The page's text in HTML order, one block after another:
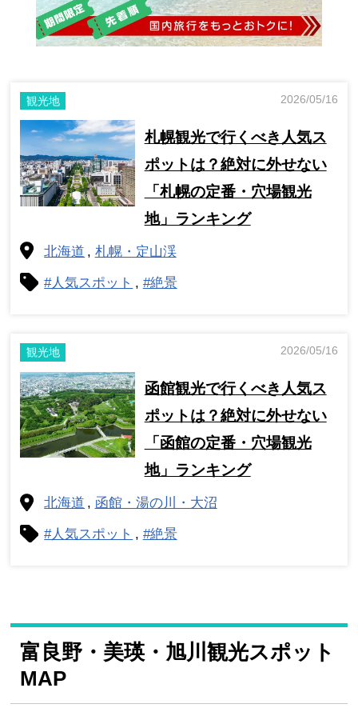
観光地 2026/05/16
札幌観光で行くべき人気ス
ポットは？絶対に外せない
「札幌の定番・穴場観光
地」ランキング
北海道 札幌・定山渓
#人気スポット #絶景
観光地 2026/05/16
函館観光で行くべき人気ス
ポットは？絶対に外せない
「函館の定番・穴場観光
地」ランキング
北海道 函館・湯の川・大沼
#人気スポット #絶景
富良野・美瑛・旭川観光スポット
MAP